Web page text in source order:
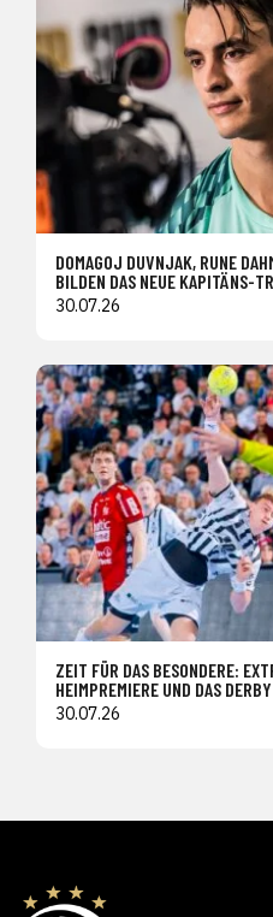
DOMAGOJ DUVNJAK, RUNE
BILDEN DAS NEUE KAPITÄNS-
30.07.26
ZEIT FÜR DAS BESONDERE:
HEIMPREMIERE UND DAS
30.07.26